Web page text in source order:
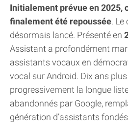
Initialement prévue en 2025,
finalement été repoussée. Le
désormais lancé. Présenté en
Assistant a profondément
assistants vocaux en
vocal sur Android. Dix ans
progressivement la longue
abandonnés par Google,
génération d’assistants